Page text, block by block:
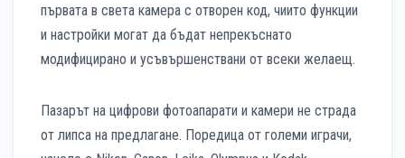
първата в света камера с отворен код, чиито функции
и настройки могат да бъдат непрекъснато
модифицирано и усъвършенствани от всеки желаещ.
Пазарът на цифрови фотоапарати и камери не страда
от липса на предлагане. Поредица от големи играчи,